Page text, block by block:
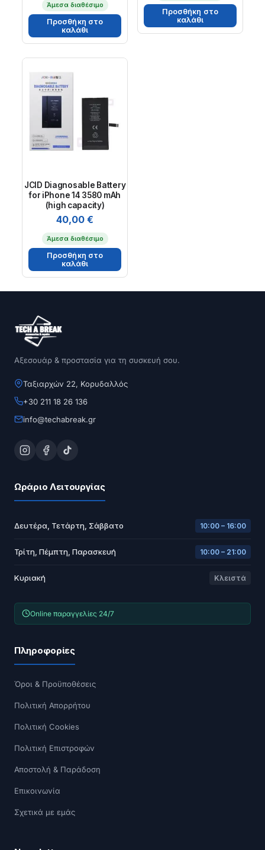
Άμεσα διαθέσιμο
Προσθήκη στο
καλάθι
Προσθήκη στο
καλάθι
JCID Diagnosable Battery
for iPhone 14 3580 mAh
(high capacity)
40,00€
Άμεσα διαθέσιμο
Προσθήκη στο
καλάθι
Αξεσουάρ & προστασία για τη συσκευή σου.
Ταξιαρχών 22, Κορυδαλλός
+30 211 18 26 136
info@techabreak.gr
Ωράριο Λειτουργίας
Δευτέρα, Τετάρτη, Σάββατο 10:00 – 16:00
Τρίτη, Πέμπτη, Παρασκευή 10:00 – 21:00
Κυριακή Κλειστά
Online παραγγελίες 24/7
Πληροφορίες
Όροι & Προϋποθέσεις
Πολιτική Απορρήτου
Πολιτική Cookies
Πολιτική Επιστροφών
Αποστολή & Παράδοση
Επικοινωνία
Σχετικά με εμάς